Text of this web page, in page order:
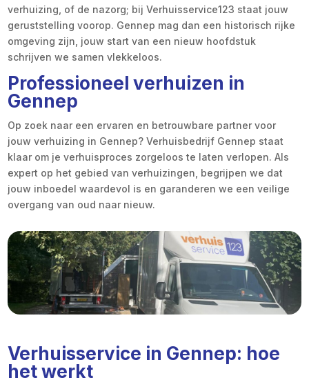
verhuizing, of de nazorg; bij Verhuisservice123 staat jouw
geruststelling voorop. Gennep mag dan een historisch rijke
omgeving zijn, jouw start van een nieuw hoofdstuk
schrijven we samen vlekkeloos.
Professioneel verhuizen in
Gennep
Op zoek naar een ervaren en betrouwbare partner voor
jouw verhuizing in Gennep? Verhuisbedrijf Gennep staat
klaar om je verhuisproces zorgeloos te laten verlopen. Als
expert op het gebied van verhuizingen, begrijpen we dat
jouw inboedel waardevol is en garanderen we een veilige
overgang van oud naar nieuw.
Verhuisservice in Gennep: hoe
het werkt